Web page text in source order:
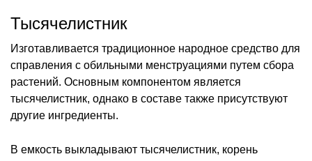
Тысячелистник
Изготавливается традиционное народное средство для
справления с обильными менструациями путем сбора
растений. Основным компонентом является
тысячелистник, однако в составе также присутствуют
другие ингредиенты.
В емкость выкладывают тысячелистник, корень